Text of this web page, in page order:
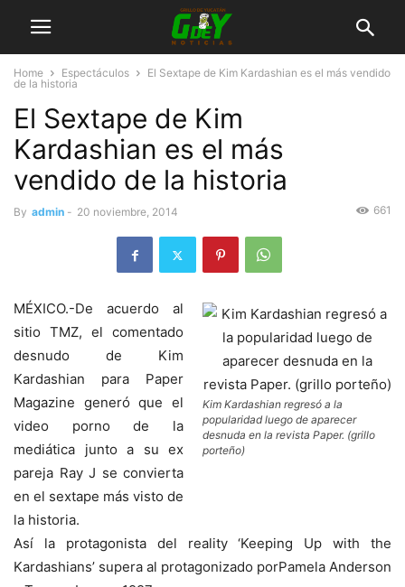
Home Espectáculos
El Sextape de Kim Kardashian es el más vendido
de la historia
El Sextape de Kim
Kardashian es el más
vendido de la historia
By admin - 20 noviembre, 2014 661
Kim Kardashian regresó a la
popularidad luego de aparecer
desnuda en la revista Paper. (grillo
porteño)
MÉXICO.-De acuerdo al
sitio TMZ, el comentado
desnudo de Kim
Kardashian para Paper
Magazine generó que el
video porno de la
mediática junto a su ex
pareja Ray J se convierta
en el sextape más visto de
la historia.
Así la protagonista del reality ‘Keeping Up with the
Kardashians’ supera al protagonizado porPamela Anderson